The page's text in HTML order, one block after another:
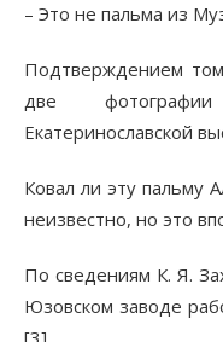
– Это не пальма из
Подтверждением
две
Екатеринославской
Ковал ли эту пальму
неизвестно, но это
По сведениям К. Я.
Юзовском заводе
[3].